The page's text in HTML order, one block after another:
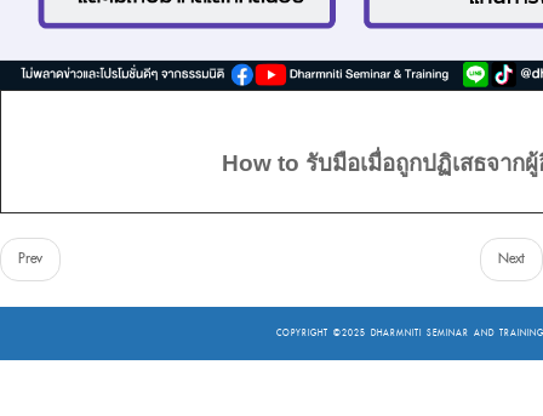
How to รับมือเมื่อถูกปฏิเสธจาก
Prev Next
COPYRIGHT ©2025 DHARMNITI SEMINAR AND